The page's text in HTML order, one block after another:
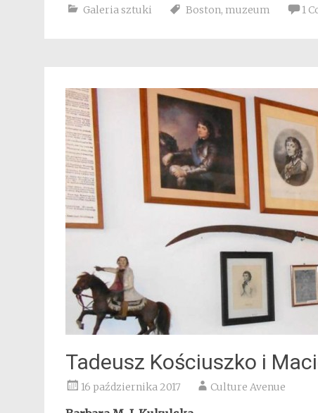
Galeria sztuki Boston, muzeum 1
Tadeusz Kościuszko i
16 października 2017 Culture Avenue